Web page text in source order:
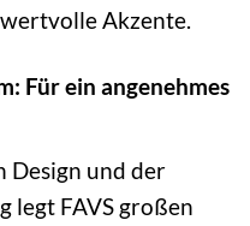
Akzente.
Für ein angenehmes
Design und der
legt FAVS großen